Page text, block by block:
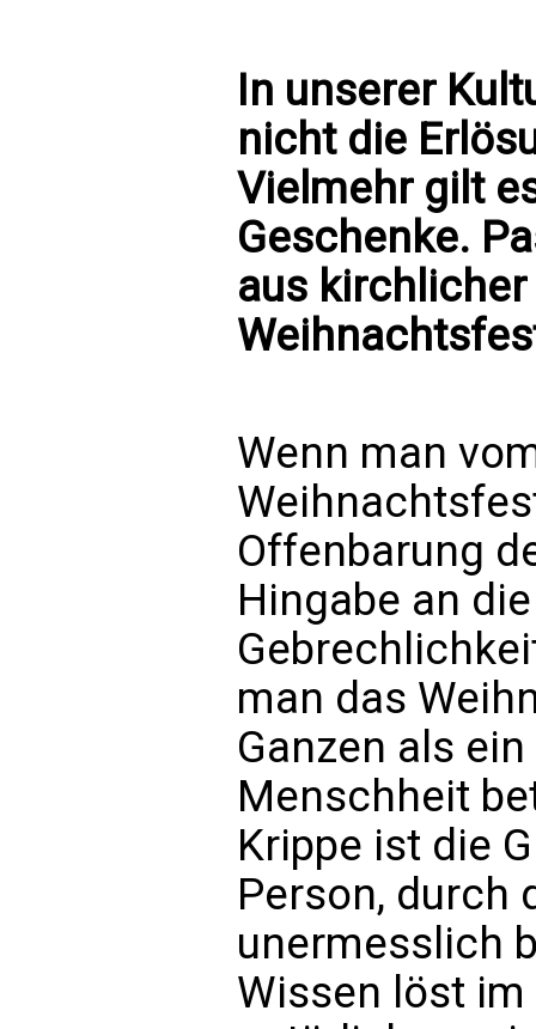
In unserer
nicht die
Vielmehr gilt
Geschenke.
aus
Wenn man
Offenbarung
Hingabe an
man das
Ganzen als
Menschheit
Krippe ist die
Person, durch
unermesslich
Wissen löst